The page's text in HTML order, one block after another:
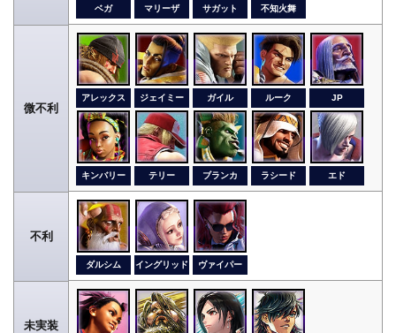
ベガ マリーザ サガット 不知火舞
微不利
アレックス ジェイミー ガイル ルーク JP
キンバリー テリー ブランカ ラシード エド
不利
ダルシム イングリッド ヴァイパー
未実装